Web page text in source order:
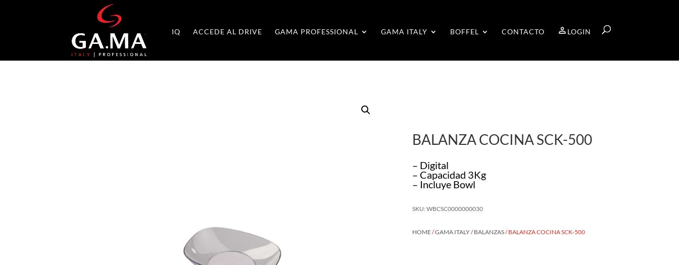
IQ ACCEDE AL DRIVE GAMA PROFESSIONAL GAMA ITALY BOFFEL CONTACTO LOGIN
BALANZA COCINA SCK-500
– Digital
– Capacidad 3Kg
– Incluye Bowl
SKU: WBCSC0000000030
HOME/GAMA ITALY/BALANZAS/ BALANZA COCINA SCK-500